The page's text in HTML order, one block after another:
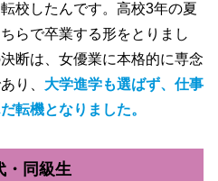
校したんです。高校3年の夏
らで卒業する形をとりまし
断は、女優業に本格的に専念
り、 大学進学も選ばず、仕事
転機となりました。
・同級生